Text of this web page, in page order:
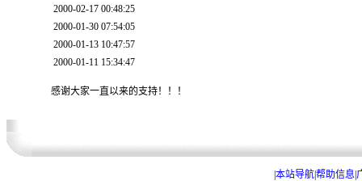
2000-02-17 00:48:25
2000-01-30 07:54:05
2000-01-13 10:47:57
2000-01-11 15:34:47
感谢大家一直以来的支持！！！
本站导航帮助信息